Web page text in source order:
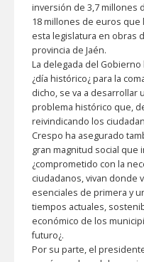
inversión de 3,7 millones
18 millones de euros que
esta legislatura en obras
provincia de Jaén.
La delegada del
¿día histórico¿ para la
dicho, se va a desarrollar
problema histórico que,
reivindicando los
Crespo ha asegurado
gran magnitud social que
¿comprometido con la
ciudadanos, vivan donde
esenciales de primera y
tiempos actuales,
económico de los
futuro¿.
Por su parte, el